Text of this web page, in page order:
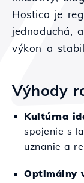
Hostico je
jednoduchá,
výkon a
Výhody
Kultúrna
spojenie s
uznanie a
Optimálny